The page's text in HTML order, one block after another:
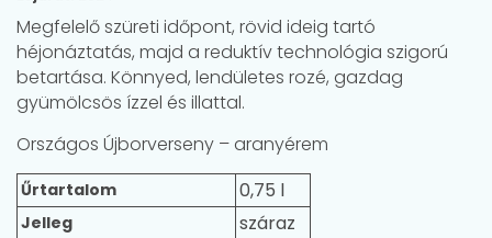
Megfelelő szüreti időpont, rövid ideig tartó
héjonáztatás, majd a reduktív technológia szigorú
betartása. Könnyed, lendületes rozé, gazdag
gyümölcsös ízzel és illattal.
Országos Újborverseny – aranyérem
Űrtartalom 0,75 l
Jelleg száraz